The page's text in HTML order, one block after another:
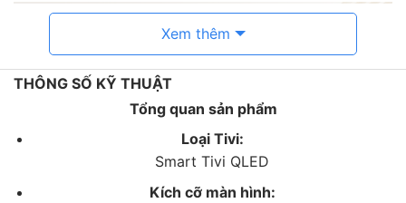
Xem thêm
THÔNG SỐ KỸ THUẬT
Tổng quan sản phẩm
Loại Tivi:
Smart Tivi QLED
Kích cỡ màn hình: